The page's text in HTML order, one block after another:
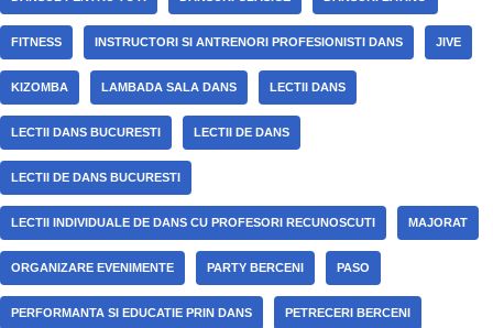
FITNESS INSTRUCTORI SI ANTRENORI PROFESIONISTI DANS JIVE
KIZOMBA LAMBADA SALA DANS LECTII DANS
LECTII DANS BUCURESTI LECTII DE DANS
LECTII DE DANS BUCURESTI
LECTII INDIVIDUALE DE DANS CU PROFESORI RECUNOSCUTI MAJORAT
ORGANIZARE EVENIMENTE PARTY BERCENI PASO
PERFORMANTA SI EDUCATIE PRIN DANS PETRECERI BERCENI